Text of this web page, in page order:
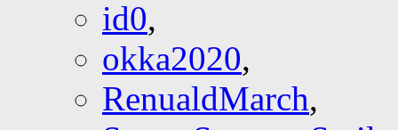
id0,
okka2020,
RenualdMarch,